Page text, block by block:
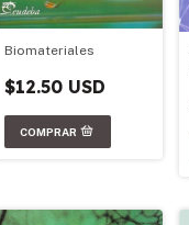
Biomateriales
$12.50 USD